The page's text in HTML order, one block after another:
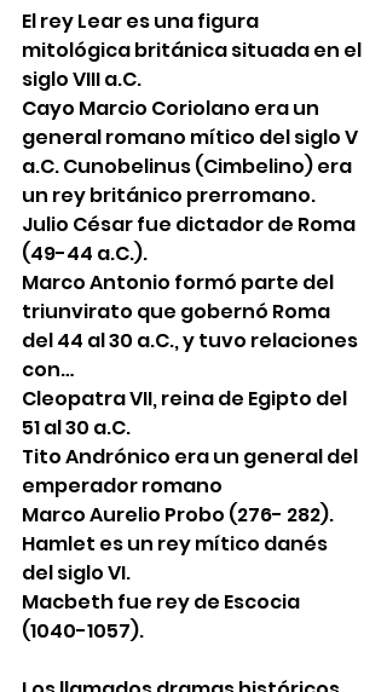
El rey Lear es una figura
mitológica británica situada en el
siglo VIII a.C.
Cayo Marcio Coriolano era un
general romano mítico del siglo V
a.C. Cunobelinus (Cimbelino) era
un rey británico prerromano.
Julio César fue dictador de Roma
(49-44 a.C.).
Marco Antonio formó parte del
triunvirato que gobernó Roma
del 44 al 30 a.C., y tuvo relaciones
con…
Cleopatra VII, reina de Egipto del
51 al 30 a.C.
Tito Andrónico era un general del
emperador romano
Marco Aurelio Probo (276- 282).
Hamlet es un rey mítico danés
del siglo VI.
Macbeth fue rey de Escocia
(1040-1057).